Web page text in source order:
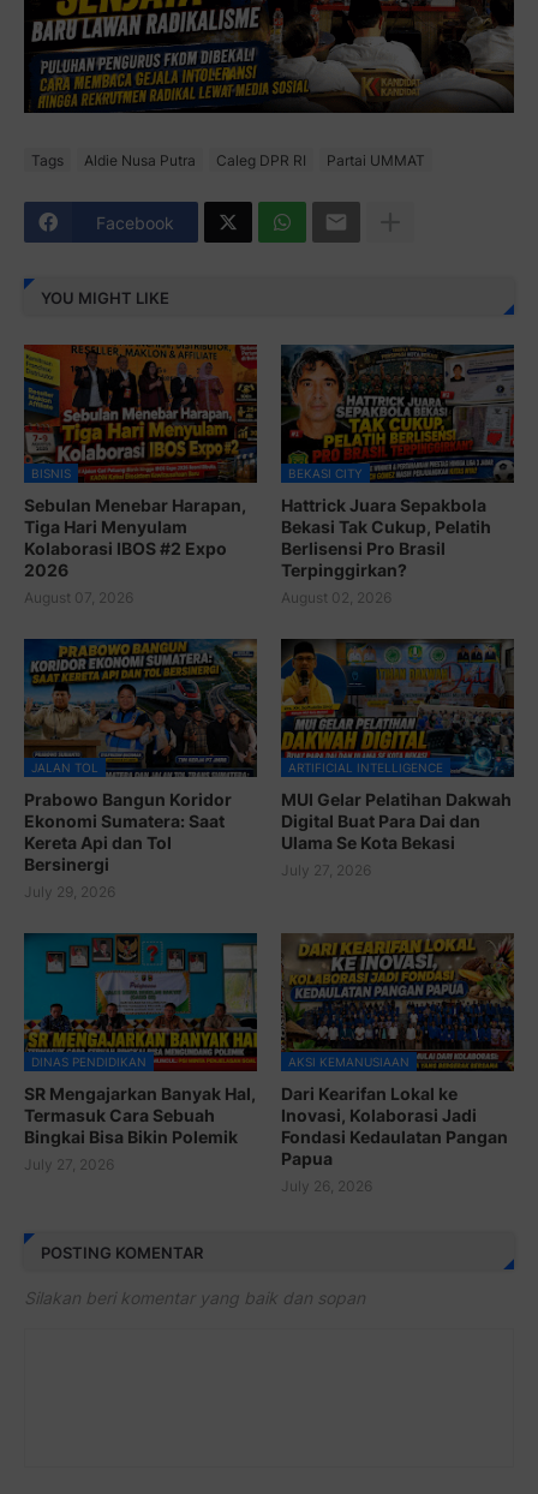
Tags Aldie Nusa Putra Caleg DPR RI Partai UMMAT
Facebook
YOU MIGHT LIKE
BISNIS
Sebulan Menebar Harapan,
Tiga Hari Menyulam
Kolaborasi IBOS #2 Expo
2026
August 07, 2026
BEKASI CITY
Hattrick Juara Sepakbola
Bekasi Tak Cukup, Pelatih
Berlisensi Pro Brasil
Terpinggirkan?
August 02, 2026
JALAN TOL
Prabowo Bangun Koridor
Ekonomi Sumatera: Saat
Kereta Api dan Tol
Bersinergi
July 29, 2026
ARTIFICIAL INTELLIGENCE
MUI Gelar Pelatihan Dakwah
Digital Buat Para Dai dan
Ulama Se Kota Bekasi
July 27, 2026
DINAS PENDIDIKAN
SR Mengajarkan Banyak Hal,
Termasuk Cara Sebuah
Bingkai Bisa Bikin Polemik
July 27, 2026
AKSI KEMANUSIAAN
Dari Kearifan Lokal ke
Inovasi, Kolaborasi Jadi
Fondasi Kedaulatan Pangan
Papua
July 26, 2026
POSTING KOMENTAR
Silakan beri komentar yang baik dan sopan